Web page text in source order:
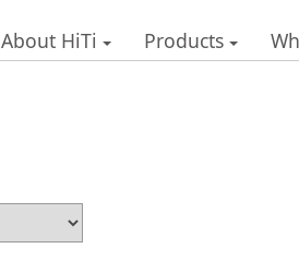
About HiTi Products